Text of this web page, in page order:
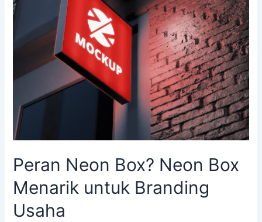
Peran Neon Box? Neon Box
Menarik untuk Branding
Usaha
Neon
Box
Menarik
untuk
Usaha